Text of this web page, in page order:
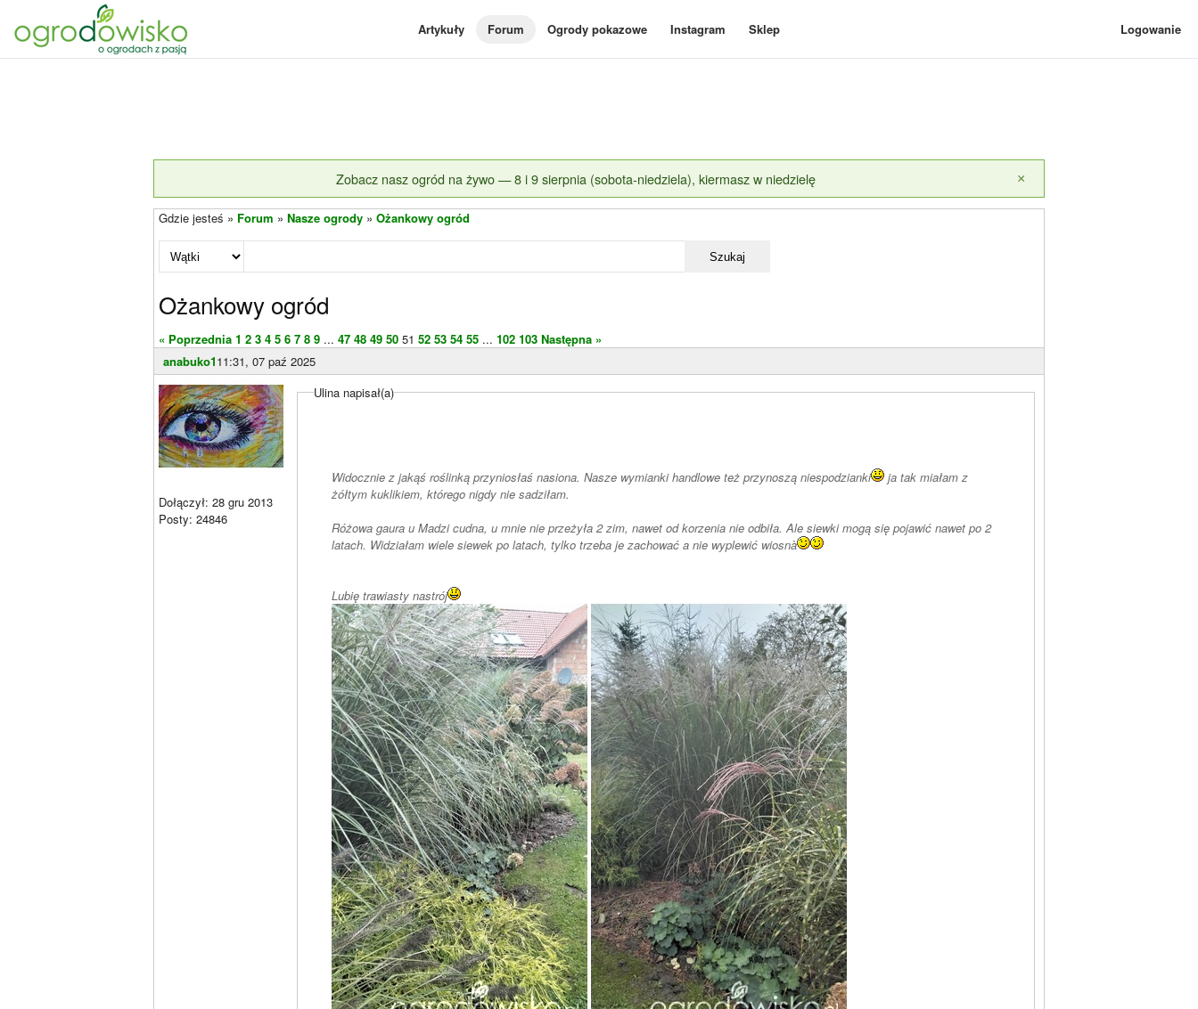
Artykuły Forum Ogrody pokazowe Instagram Sklep Logowanie
Zobacz nasz ogród na żywo — 8 i 9 sierpnia (sobota-niedziela), kiermasz w niedzielę ×
Gdzie jesteś » Forum » Nasze ogrody » Ożankowy ogród
Szukaj
Ożankowy ogród
« Poprzednia 1 2 3 4 5 6 7 8 9 ... 47 48 49 50 51 52 53 54 55 ... 102 103 Następna »
anabuko111:31, 07 paź 2025
Dołączył: 28 gru 2013
Posty: 24846
Ulina napisał(a)
Widocznie z jakąś roślinką przyniosłaś nasiona. Nasze wymianki handlowe też przynoszą niespodzianki
ja tak miałam z
żółtym kuklikiem, którego nigdy nie sadziłam.
Różowa gaura u Madzi cudna, u mnie nie przeżyła 2 zim, nawet od korzenia nie odbiła. Ale siewki mogą się pojawić nawet po 2
latach. Widziałam wiele siewek po latach, tylko trzeba je zachować a nie wyplewić wiosnà
Lubię trawiasty nastrój